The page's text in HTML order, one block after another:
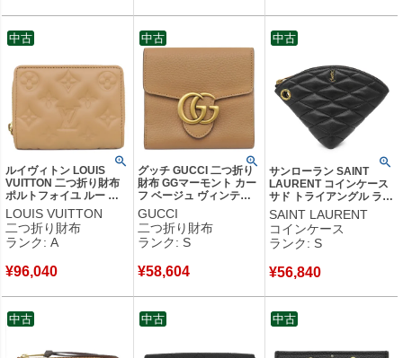
ルイヴィトン LOUIS
VUITTON 二つ折り財布
ポルトフォイユ ルー ラ
ムスキン キャメル ゴー
ルド金具 モノグラム エ
ンボス加工 M81673
RFID 【箱】 【中古】中
LOUIS VUITTON
二つ折り財布
ランク: A
¥96,040
中古
グッチ GUCCI 二つ折り
財布 GGマーモント カー
フ ベージュ ヴィンテー
ジ金具 コンパクト
782749 【中古】未使用
保管品
GUCCI
二つ折り財布
ランク: S
¥58,604
中古
サンローラン SAINT
LAURENT コインケース
サド トライアングル ラム
スキン ブラック ゴールド
金具 黒 小銭入れ 三角形
802198 【箱】 【中古】
未使用保管品
SAINT LAURENT
コインケース
ランク: S
¥56,840
中古
中古 中古 中古